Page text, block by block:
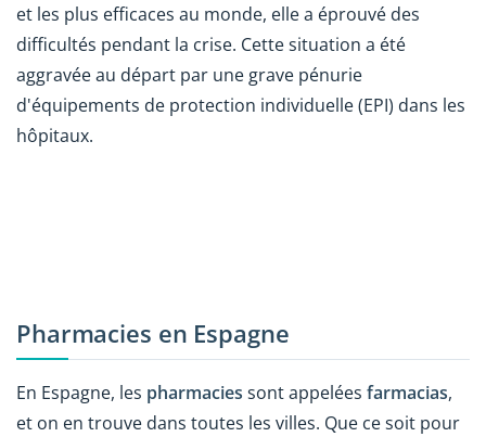
et les plus efficaces au monde, elle a éprouvé des
difficultés pendant la crise. Cette situation a été
aggravée au départ par une grave pénurie
d'équipements de protection individuelle (EPI) dans les
hôpitaux.
Pharmacies en Espagne
En Espagne, les pharmacies sont appelées farmacias,
et on en trouve dans toutes les villes. Que ce soit pour